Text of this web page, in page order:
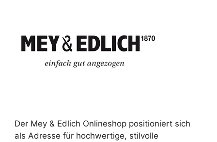
Der Mey & Edlich Onlineshop positioniert sich
als Adresse für hochwertige, stilvolle